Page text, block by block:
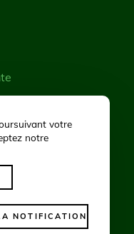
votre
notre
NOTIFICATION